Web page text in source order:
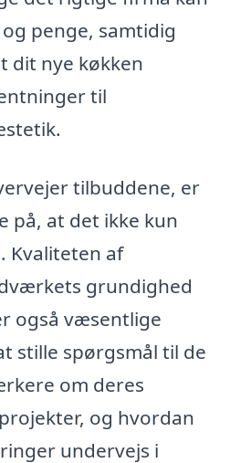
penge, samtidig
dit nye køkken
til
tilbuddene, er
på, at det ikke kun
Kvaliteten af
grundighed
også væsentlige
stille spørgsmål til de
om deres
og hvordan
undervejs i